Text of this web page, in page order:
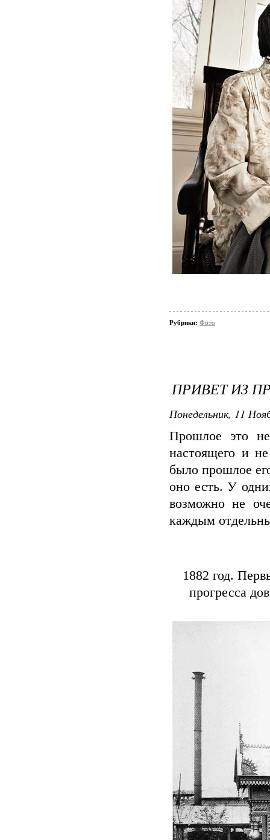
Рубрики: Фото
ПРИВЕТ ИЗ
Понедельник, 11
Прошлое это
настоящего и
было прошлое
оно есть. У
возможно не
каждым
1882 год.
прогресса